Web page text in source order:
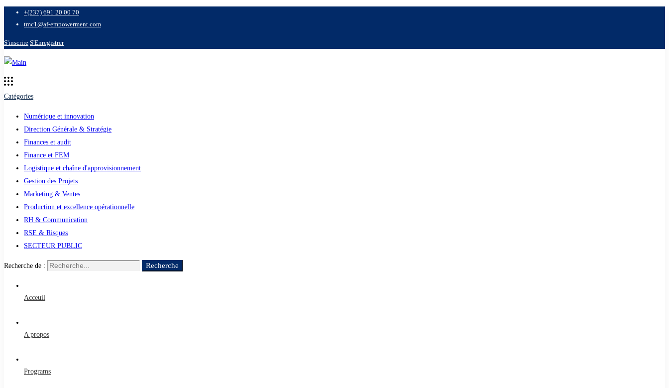
+(237) 691 20 00 70
tmc1@af-empowerment.com
S'inscrire S'Enregistrer
Catégories
Numérique et innovation
Direction Générale & Stratégie
Finances et audit
Finance et FEM
Logistique et chaîne d'approvisionnement
Gestion des Projets
Marketing & Ventes
Production et excellence opérationnelle
RH & Communication
RSE & Risques
SECTEUR PUBLIC
Recherche de : Recherche
Acceuil
A propos
Programs